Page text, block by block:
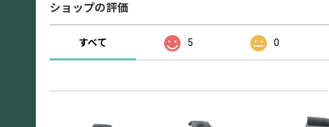
ショップの評価
すべて 5 0